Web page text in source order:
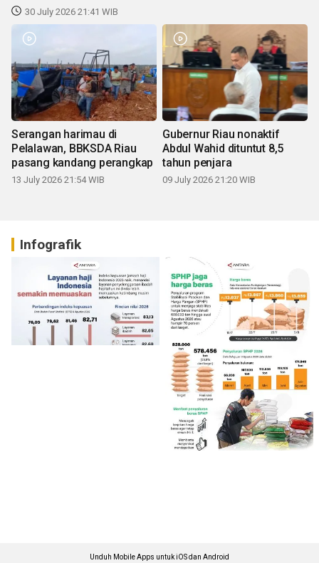
30 July 2026 21:41 WIB
Serangan harimau di
Pelalawan, BBKSDA Riau
pasang kandang perangkap
13 July 2026 21:54 WIB
Gubernur Riau nonaktif
Abdul Wahid dituntut 8,5
tahun penjara
09 July 2026 21:20 WIB
Infografik
Unduh Mobile Apps untuk iOS dan Android